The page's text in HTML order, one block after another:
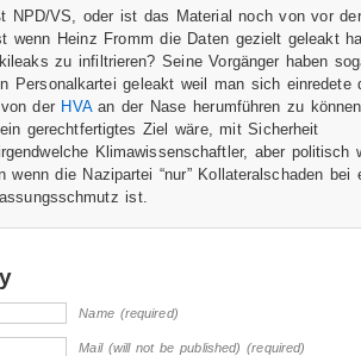
NPD/VS, oder ist das Material noch von vor der
wenn Heinz Fromm die Daten gezielt geleakt
zu infiltrieren? Seine Vorgänger haben
Personalkartei geleakt weil man sich einredete
der HVAan der Nase herumführen zu
gerechtfertigtes Ziel wäre, mit Sicherheit
Klimawissenschaftler, aber politisch
wenn die Nazipartei “nur” Kollateralschaden bei
ist.
Name (required)
Mail (will not be published) (required)